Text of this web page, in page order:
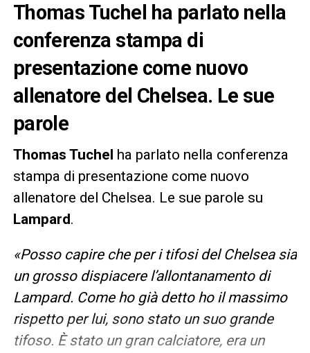
Thomas Tuchel ha parlato nella
conferenza stampa di
presentazione come nuovo
allenatore del Chelsea. Le sue
parole
Thomas Tuchel ha parlato nella conferenza
stampa di presentazione come nuovo
allenatore del Chelsea. Le sue parole su
Lampard.
«Posso capire che per i tifosi del Chelsea sia
un grosso dispiacere l’allontanamento di
Lampard. Come ho già detto ho il massimo
rispetto per lui, sono stato un suo grande
tifoso. È stato un gran calciatore, era un